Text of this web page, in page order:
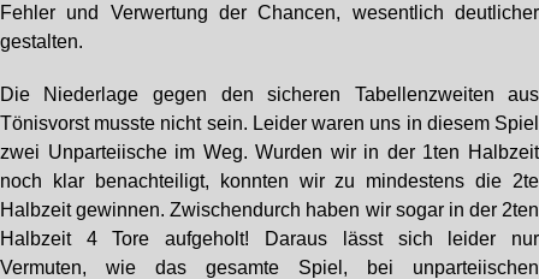
Fehler und Verwertung der Chancen, wesentlich deutlicher
gestalten.
Die Niederlage gegen den sicheren Tabellenzweiten aus
Tönisvorst musste nicht sein. Leider waren uns in diesem Spiel
zwei Unparteiische im Weg. Wurden wir in der 1ten Halbzeit
noch klar benachteiligt, konnten wir zu mindestens die 2te
Halbzeit gewinnen. Zwischendurch haben wir sogar in der 2ten
Halbzeit 4 Tore aufgeholt! Daraus lässt sich leider nur
Vermuten, wie das gesamte Spiel, bei unparteiischen